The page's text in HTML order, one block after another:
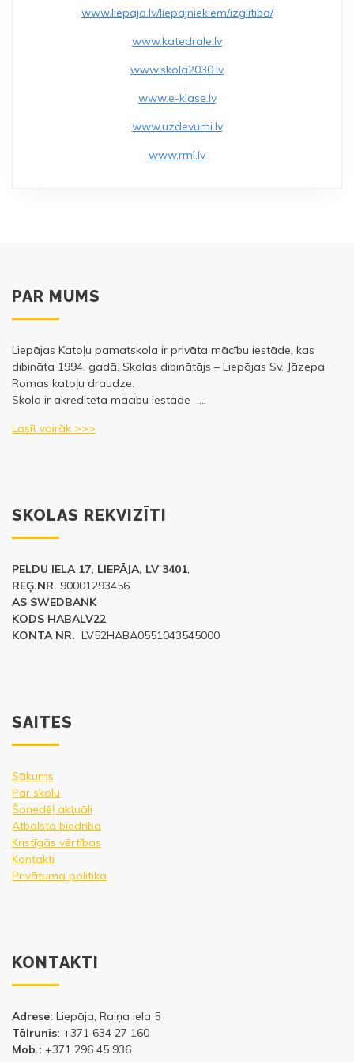
www.liepaja.lv/liepajniekiem/izglitiba/
www.katedrale.lv
www.skola2030.lv
www.e-klase.lv
www.uzdevumi.lv
www.rml.lv
PAR MUMS
Liepājas Katoļu pamatskola ir privāta mācību iestāde, kas
dibināta 1994. gadā. Skolas dibinātājs – Liepājas Sv. Jāzepa
Romas katoļu draudze.
Skola ir akreditēta mācību iestāde ….
Lasīt vairāk >>>
SKOLAS REKVIZĪTI
PELDU IELA 17, LIEPĀJA, LV 3401,
REĢ.NR. 90001293456
AS SWEDBANK
KODS HABALV22
KONTA NR. LV52HABA0551043545000
SAITES
Sākums
Par skolu
Šonedēļ aktuāli
Atbalsta biedrība
Kristīgās vērtības
Kontakti
Privātuma politika
KONTAKTI
Adrese: Liepāja, Raiņa iela 5
Tālrunis: +371 634 27 160
Mob.: +371 296 45 936